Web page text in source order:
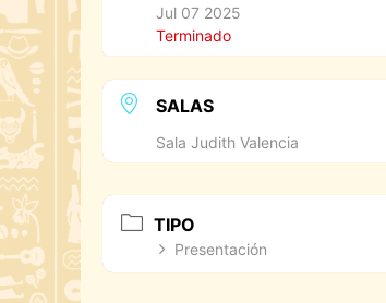
Jul 07 2025
Terminado
SALAS
Sala Judith Valencia
TIPO
Presentación